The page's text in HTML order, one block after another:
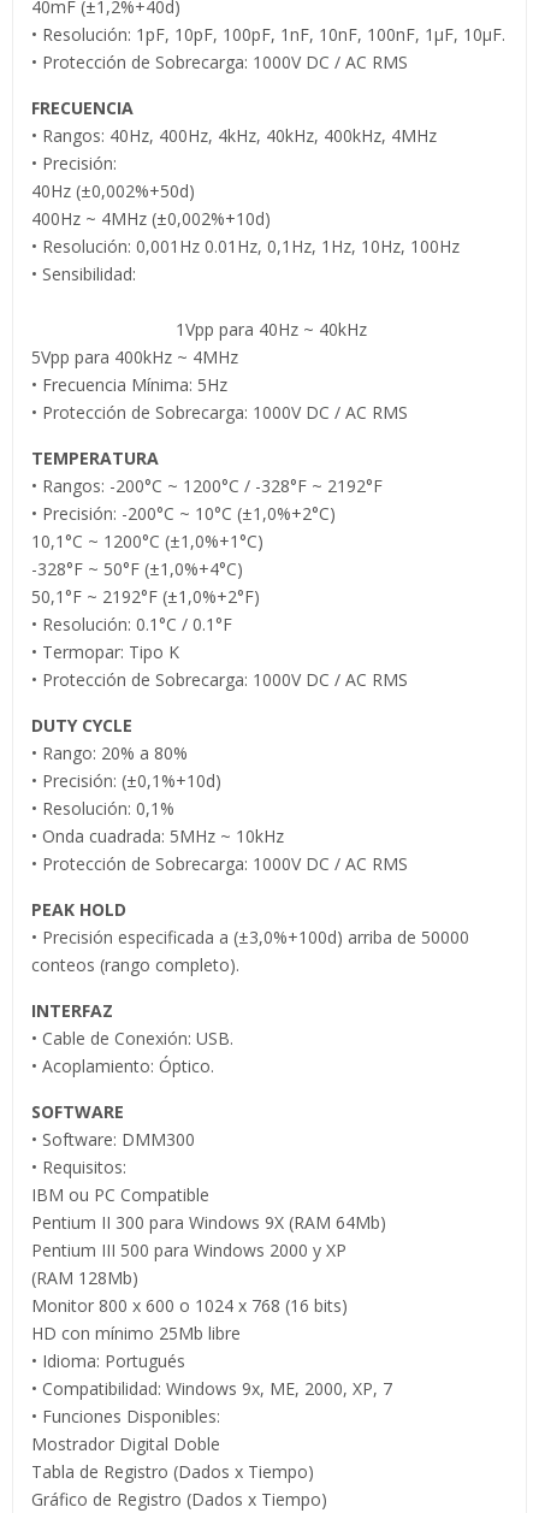
40mF (±1,2%+40d)
• Resolución: 1pF, 10pF, 100pF, 1nF, 10nF, 100nF, 1µF, 10µF.
• Protección de Sobrecarga: 1000V DC / AC RMS
FRECUENCIA
• Rangos: 40Hz, 400Hz, 4kHz, 40kHz, 400kHz, 4MHz
• Precisión:
40Hz (±0,002%+50d)
400Hz ~ 4MHz (±0,002%+10d)
• Resolución: 0,001Hz 0.01Hz, 0,1Hz, 1Hz, 10Hz, 100Hz
• Sensibilidad:
1Vpp para 40Hz ~ 40kHz
5Vpp para 400kHz ~ 4MHz
• Frecuencia Mínima: 5Hz
• Protección de Sobrecarga: 1000V DC / AC RMS
TEMPERATURA
• Rangos: -200°C ~ 1200°C / -328°F ~ 2192°F
• Precisión: -200°C ~ 10°C (±1,0%+2°C)
10,1°C ~ 1200°C (±1,0%+1°C)
-328°F ~ 50°F (±1,0%+4°C)
50,1°F ~ 2192°F (±1,0%+2°F)
• Resolución: 0.1°C / 0.1°F
• Termopar: Tipo K
• Protección de Sobrecarga: 1000V DC / AC RMS
DUTY CYCLE
• Rango: 20% a 80%
• Precisión: (±0,1%+10d)
• Resolución: 0,1%
• Onda cuadrada: 5MHz ~ 10kHz
• Protección de Sobrecarga: 1000V DC / AC RMS
PEAK HOLD
• Precisión especificada a (±3,0%+100d) arriba de 50000
conteos (rango completo).
INTERFAZ
• Cable de Conexión: USB.
• Acoplamiento: Óptico.
SOFTWARE
• Software: DMM300
• Requisitos:
IBM ou PC Compatible
Pentium II 300 para Windows 9X (RAM 64Mb)
Pentium III 500 para Windows 2000 y XP
(RAM 128Mb)
Monitor 800 x 600 o 1024 x 768 (16 bits)
HD con mínimo 25Mb libre
• Idioma: Portugués
• Compatibilidad: Windows 9x, ME, 2000, XP, 7
• Funciones Disponibles:
Mostrador Digital Doble
Tabla de Registro (Dados x Tiempo)
Gráfico de Registro (Dados x Tiempo)